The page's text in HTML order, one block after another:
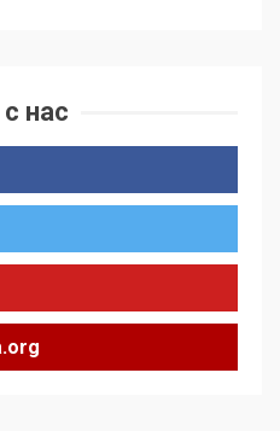
нас